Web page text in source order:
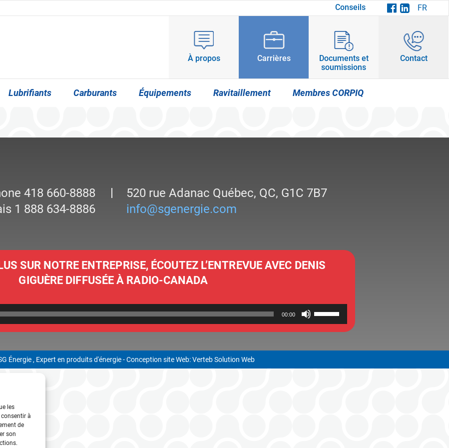
les
à
de
son
Conseils FR
À propos Carrières
Documents et
soumissions
Contact
Lubrifiants Carburants Équipements Ravitaillement Membres CORPIQ
418 660-8888
1 888 634-8886
520 rue Adanac Québec, QC, G1C 7B7
info@sgenergie.com
SUR NOTRE ENTREPRISE, ÉCOUTEZ L’ENTREVUE AVEC DENIS
GIGUÈRE DIFFUSÉE À RADIO-CANADA
LECTEUR
AUDIO
00:00
UTILISEZ
LES
POUR
Énergie , Expert en produits d'énergie -Conception site Web: Verteb Solution Web